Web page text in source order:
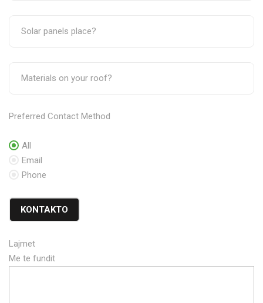
Preferred Contact Method
All
Email
Phone
KONTAKTO
Lajmet
Me te fundit